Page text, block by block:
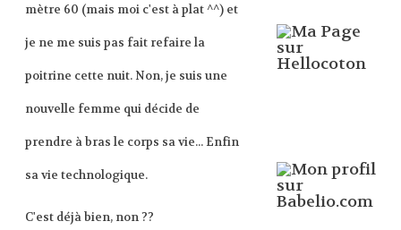
mètre 60 (mais moi c'est à plat ^^) et
je ne me suis pas fait refaire la
poitrine cette nuit. Non, je suis une
nouvelle femme qui décide de
prendre à bras le corps sa vie... Enfin
sa vie technologique.
C'est déjà bien, non ??